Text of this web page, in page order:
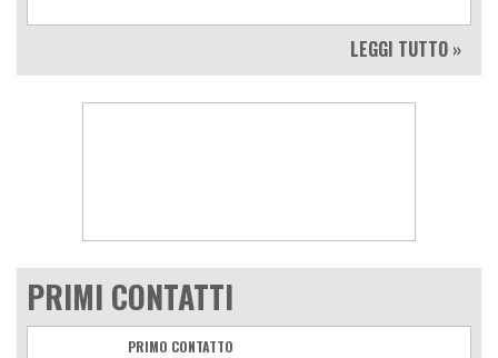
LEGGI TUTTO »
PRIMI CONTATTI
PRIMO CONTATTO